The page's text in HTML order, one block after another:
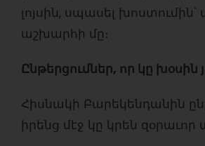
լոյսին, սպասել խոստումին՝
աշխարհի մը։
Ընթերցումներ, որ կը խօսին
Հիսնակի Բարեկենդանին
իրենց մէջ կը կրեն